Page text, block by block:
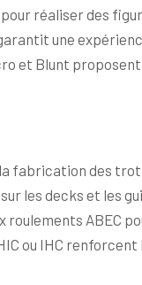
réaliser des
une
et Blunt
fabrication des
les decks et les
roulements ABEC
ou IHC